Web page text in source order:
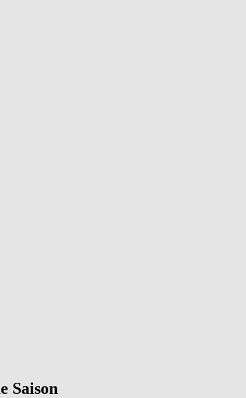
Saison